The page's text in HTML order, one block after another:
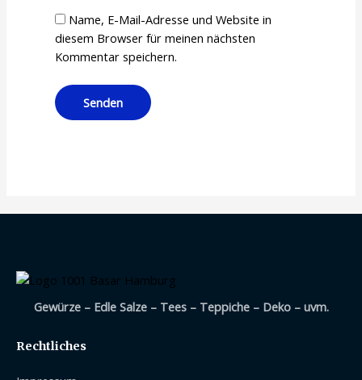
Name, E-Mail-Adresse und Website in
diesem Browser für meinen nächsten
Kommentar speichern.
Gewürze – Edle Salze – Tees – Teppiche – Deko – uvm.
Rechtliches